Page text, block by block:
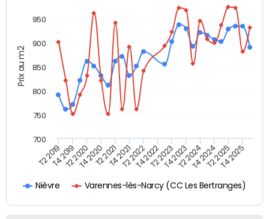
Prix au m2
Nièvre Varennes-lès-Narcy (CC Les Bertranges)
T2 2019T4 2019T2 2020T4 2020T2 2021T4 2021T2 2022T4 2022T2 2023T4 2023T2 2024T4 2024T2 2025T4 2025
700
750
800
850
900
950